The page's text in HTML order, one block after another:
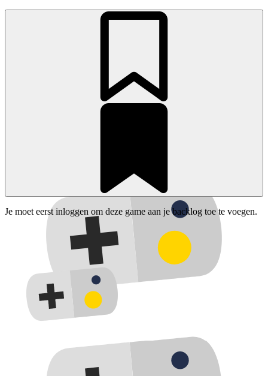
Je moet eerst inloggen om deze game aan je backlog toe te voegen.